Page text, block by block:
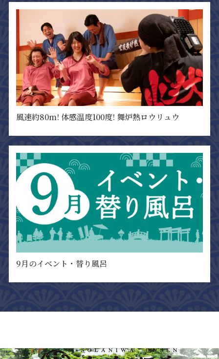
風速約80m! 体感温度100度! 舞炉熱ロウリュウ
9月のイベント・替り風呂